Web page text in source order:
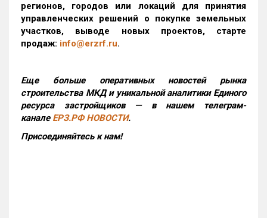
регионов, городов или локаций для принятия
управленческих решений о покупке земельных
участков, выводе новых проектов, старте
продаж: info@erzrf.ru.
Еще больше оперативных новостей рынка
строительства МКД и уникальной аналитики Единого
ресурса застройщиков — в нашем телеграм-
канале ЕРЗ.РФ НОВОСТИ.
Присоединяйтесь к нам!